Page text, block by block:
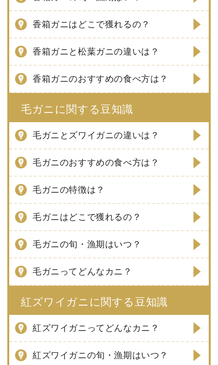
香箱ガニはどこで獲れるの？
香箱ガニと松葉ガニの違いは？
香箱ガニのおすすめの食べ方は？
毛ガニに関する豆知識
毛ガニとズワイガニの違いは？
毛ガニのおすすめの食べ方は？
毛ガニの特徴は？
毛ガニはどこで獲れるの？
毛ガニの旬・漁期はいつ？
毛ガニってどんなカニ？
紅ズワイガニに関する豆知識
紅ズワイガニってどんなカニ？
紅ズワイガニの旬・漁期はいつ？